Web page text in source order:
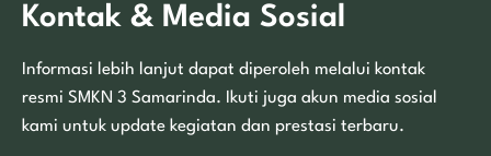
Kontak & Media Sosial
Informasi lebih lanjut dapat diperoleh melalui kontak
resmi SMKN 3 Samarinda. Ikuti juga akun media sosial
kami untuk update kegiatan dan prestasi terbaru.